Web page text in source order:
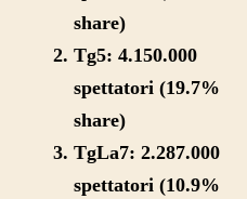
share)
Tg5: 4.150.000
spettatori (19.7%
share)
TgLa7: 2.287.000
spettatori (10.9%